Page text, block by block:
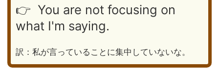
👉 You are not focusing on
what I'm saying.
訳：私が言っていることに集中していないな。